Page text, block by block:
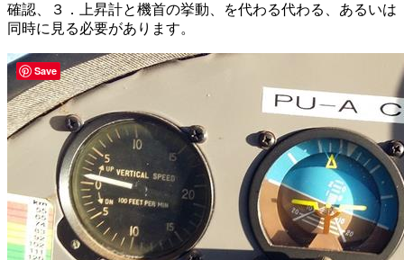
確認、３．上昇計と機首の挙動、を代わる代わる、あるいは
同時に見る必要があります。
Save